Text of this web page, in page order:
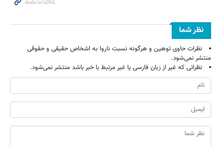
نظر شما
نظرات حاوی توهین و هرگونه نسبت ناروا به اشخاص حقیقی و حقوقی
منتشر نمی‌شود.
نظراتی که غیر از زبان فارسی یا غیر مرتبط با خبر باشد منتشر نمی‌شود.